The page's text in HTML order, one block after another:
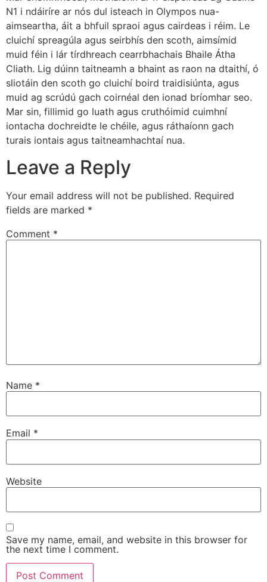
N1 i ndáiríre ar nós dul isteach in Olympos nua-
aimseartha, áit a bhfuil spraoi agus cairdeas i réim. Le
cluichí spreagúla agus seirbhís den scoth, aimsímid
muid féin i lár tírdhreach cearrbhachais Bhaile Átha
Cliath. Lig dúinn taitneamh a bhaint as raon na dtaithí, ó
sliotáin den scoth go cluichí boird traidisiúnta, agus
muid ag scrúdú gach coirnéal den ionad bríomhar seo.
Mar sin, fillimid go luath agus cruthóimid cuimhní
iontacha dochreidte le chéile, agus ráthaíonn gach
turais iontais agus taitneamhachtaí nua.
Leave a Reply
Your email address will not be published. Required
fields are marked *
Comment *
Name *
Email *
Website
Save my name, email, and website in this browser for
the next time I comment.